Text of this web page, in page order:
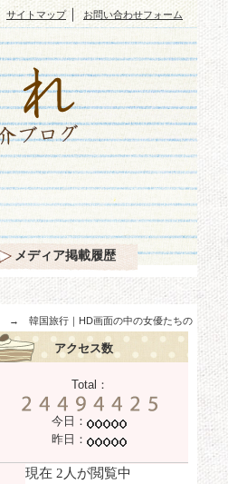
→ 韓国旅行｜HD画面の中の女優たちの
アクセス数
Total：
今日：
昨日：
サイトマップ｜ お問い合わせフォーム
メディア掲載履歴